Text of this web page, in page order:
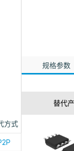
规格参数
替代
方式